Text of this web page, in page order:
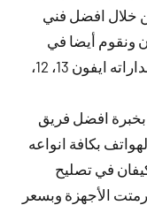
خلال افضل فني
ونقوم أيضا في
تصليح كافة اعطال الايفون بكافة اصداراته ايفون 13، 12،
افضل فريق
بكافة انواعه
في تصليح
الأجهزة وبسعر